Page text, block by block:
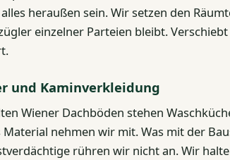
heraußen sein. Wir setzen den
einzelner Parteien bleibt.
und Kaminverkleidung
Wiener Dachböden stehen
Material nehmen wir mit. Was mit der
rühren wir nicht an. Wir